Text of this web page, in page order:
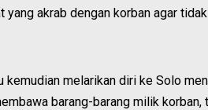
yang akrab dengan korban agar
kemudian melarikan diri ke Solo
barang-barang milik